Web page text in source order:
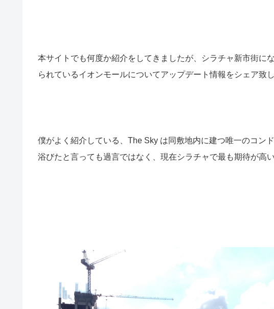
本サイトでも何度か紹介をしてきましたが、シラチャ新市街に
られているイオンモールについてアップデート情報をシェア致し
僕がよく紹介している、The Sky は同敷地内に建つ唯一のコン
浴びたと言っても過言ではなく、現在シラチャで最も期待が高